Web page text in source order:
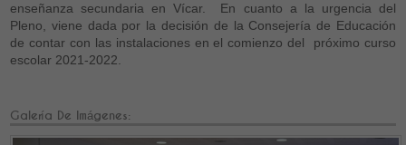
enseñanza secundaria en Vícar. En cuanto a la urgencia del
Pleno, viene dada por la decisión de la Consejería de Educación
de contar con las instalaciones en el comienzo del próximo curso
escolar 2021-2022.
Galería De Imágenes: